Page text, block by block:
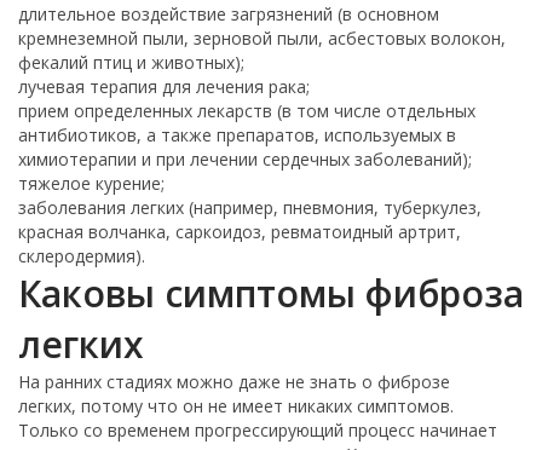
длительное воздействие загрязнений (в основном
кремнеземной пыли, зерновой пыли, асбестовых волокон,
фекалий птиц и животных);
лучевая терапия для лечения рака;
прием определенных лекарств (в том числе отдельных
антибиотиков, а также препаратов, используемых в
химиотерапии и при лечении сердечных заболеваний);
тяжелое курение;
заболевания легких (например, пневмония, туберкулез,
красная волчанка, саркоидоз, ревматоидный артрит,
склеродермия).
Каковы симптомы фиброза
легких
На ранних стадиях можно даже не знать о фиброзе
легких, потому что он не имеет никаких симптомов.
Только со временем прогрессирующий процесс начинает